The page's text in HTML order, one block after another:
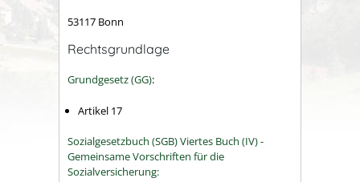
53117 Bonn
Rechtsgrundlage
Grundgesetz (GG):
Artikel 17
Sozialgesetzbuch (SGB) Viertes Buch (IV) -
Gemeinsame Vorschriften für die
Sozialversicherung: